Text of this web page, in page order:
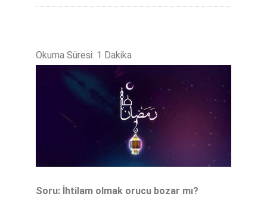
Soru: İhtilam olmak orucu bozar mı?